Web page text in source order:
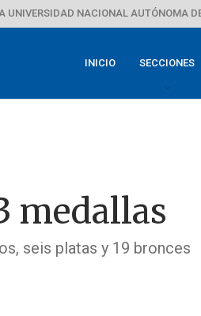
UNIVERSIDAD NACIONAL AUTÓNOMA
INICIO SECCIONES
medallas
seis platas y 19 bronces